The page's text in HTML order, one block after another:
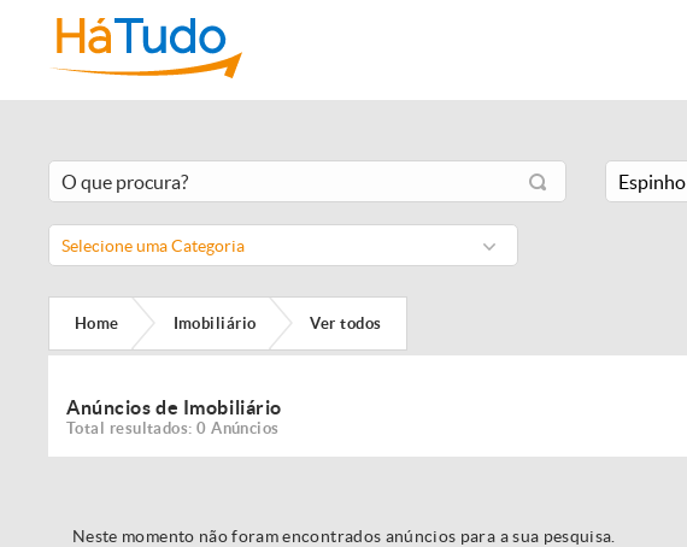
Selecione uma Categoria
Home Imobiliário Ver todos
Anúncios de Imobiliário
Total resultados: 0 Anúncios
Neste momento não foram encontrados anúncios para a sua pesquisa.